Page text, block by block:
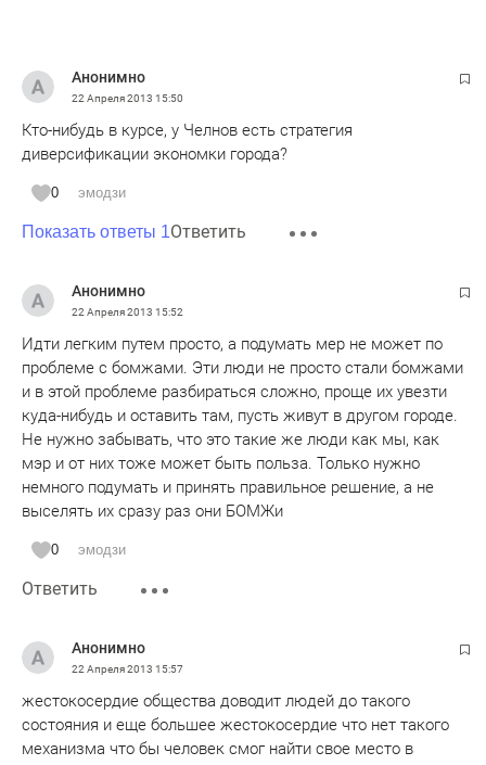
Анонимно
22 Апреля 2013 15:50
Кто-нибудь в курсе, у Челнов есть стратегия
диверсификации экономки города?
0 эмодзи
Показать ответы 1Ответить
Анонимно
22 Апреля 2013 15:52
Идти легким путем просто, а подумать мер не может по
проблеме с бомжами. Эти люди не просто стали бомжами
и в этой проблеме разбираться сложно, проще их увезти
куда-нибудь и оставить там, пусть живут в другом городе.
Не нужно забывать, что это такие же люди как мы, как
мэр и от них тоже может быть польза. Только нужно
немного подумать и принять правильное решение, а не
выселять их сразу раз они БОМЖи
0 эмодзи
Ответить
Анонимно
22 Апреля 2013 15:57
жестокосердие общества доводит людей до такого
состояния и еще большее жестокосердие что нет такого
механизма что бы человек смог найти свое место в